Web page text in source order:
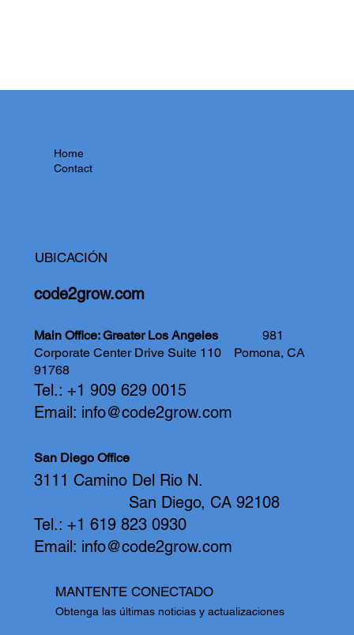
Home
Contact
UBICACIÓN
code2grow.com
Main Office: Greater Los Angeles 981
Corporate Center Drive Suite 110 Pomona, CA
91768
Tel.: +1 909 629 0015
Email: info@code2grow.com
San Diego Office
3111 Camino Del Rio N.
San Diego, CA 92108
Tel.: +1 619 823 0930
Email: info@code2grow.com
MANTENTE CONECTADO
Obtenga las últimas noticias y actualizaciones